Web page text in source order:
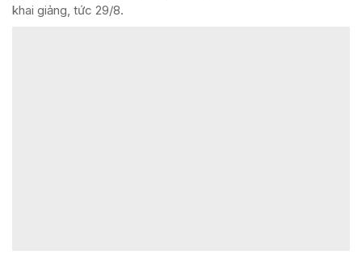
khai giảng, tức 29/8.